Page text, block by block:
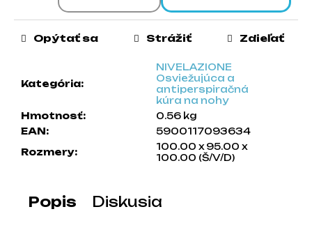
Kategória:
NIVELAZIONE
Osviežujúca a
antiperspiračná
kúra na nohy
Hmotnosť:
0.56 kg
EAN:
5900117093634
Rozmery:
100.00 x 95.00 x
100.00 (Š/V/D)
Opýtať sa Strážiť Zdieľať
Popis Diskusia
a